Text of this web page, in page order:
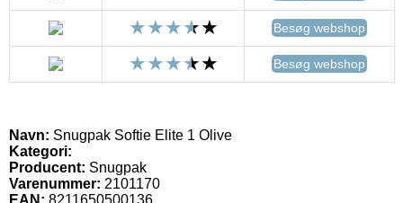
Besøg webshop
Besøg webshop
Navn: Snugpak Softie Elite 1 Olive
Kategori:
Producent: Snugpak
Varenummer: 2101170
EAN: 8211650500136